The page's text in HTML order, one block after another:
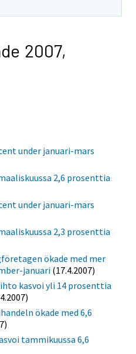
2007,
under januari-mars
2,6 prosenttia
under januari-mars
2,3 prosenttia
ökade med mer
januari (17.4.2007)
kasvoi yli 14 prosenttia
ökade med 6,6
tammikuussa 6,6